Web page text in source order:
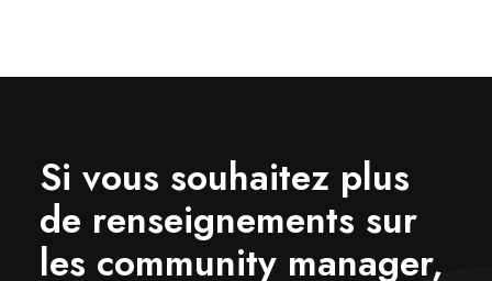
Si vous souhaitez plus
de renseignements sur
les community manager,